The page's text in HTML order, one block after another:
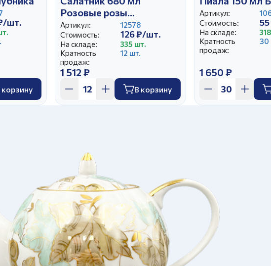
шт.
корзину
Розовые розы
(бортовая)
Артикул:
12578
Стоимость:
126 ₽/шт.
На складе:
335 шт.
Кратность
продаж:
12 шт.
1 512 ₽
В корзину
Артикул:
Стоимость:
На складе:
Кратность
продаж:
30
1 650 ₽